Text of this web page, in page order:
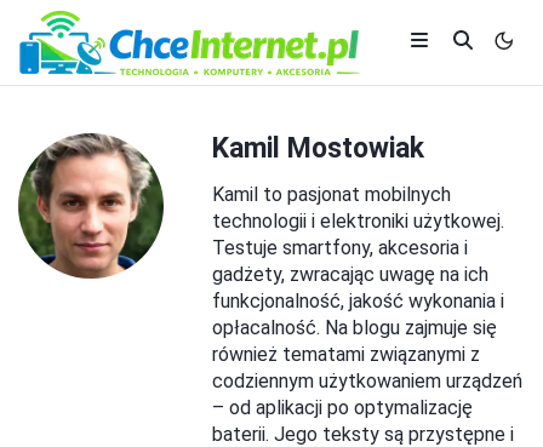
Kamil Mostowiak
Kamil to pasjonat mobilnych
technologii i elektroniki użytkowej.
Testuje smartfony, akcesoria i
gadżety, zwracając uwagę na ich
funkcjonalność, jakość wykonania i
opłacalność. Na blogu zajmuje się
również tematami związanymi z
codziennym użytkowaniem urządzeń
– od aplikacji po optymalizację
baterii. Jego teksty są przystępne i